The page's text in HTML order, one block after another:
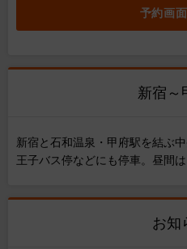
予約画
新宿～
新宿と石和温泉・甲府駅を結ぶ
王子バス停などにも停車。昼間は
お知